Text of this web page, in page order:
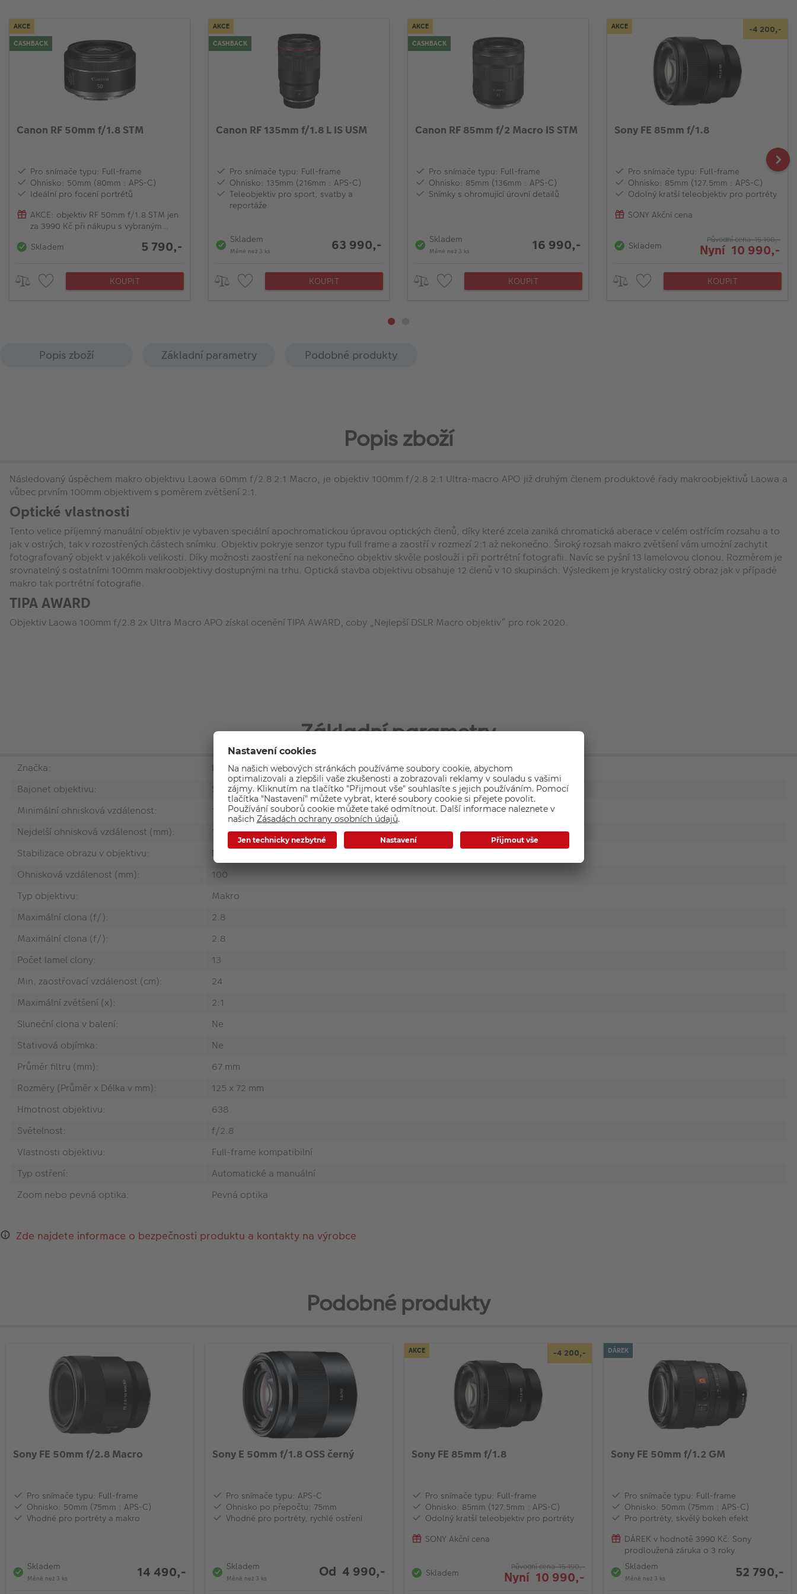
AKCE
CASHBACK
Canon RF 50mm f/1.8 STM
Pro snímače typu: Full-frame
Ohnisko: 50mm (80mm : APS-C)
Ideální pro focení portrétů
AKCE: objektiv RF 50mm f/1.8 STM jen
za 3990 Kč při nákupu s vybraným
Skladem 5 790,-
KOUPIT
AKCE
CASHBACK
Canon RF 135mm f/1.8 L IS USM
Pro snímače typu: Full-frame
Ohnisko: 135mm (216mm : APS-C)
Teleobjektiv pro sport, svatby a
reportáže
Skladem
Méně než 3 ks 63 990,-
KOUPIT
AKCE
CASHBACK
Canon RF 85mm f/2 Macro IS STM
Pro snímače typu: Full-frame
Ohnisko: 85mm (136mm : APS-C)
Snímky s ohromující úrovní detailů
Skladem
Méně než 3 ks 16 990,-
KOUPIT
AKCE -4 200,-
Sony FE 85mm f/1.8
Pro snímače typu: Full-frame
Ohnisko: 85mm (127.5mm : APS-C)
Odolný kratší teleobjektiv pro portréty
SONY Akční cena
Skladem Původní cena 15 190,-
Nyní 10 990,-
KOUPIT
Popis zboží Základní parametry Podobné produkty
Popis zboží
Následovaný úspěchem makro objektivu Laowa 60mm f/2.8 2:1 Macro, je objektiv 100mm f/2.8 2:1 Ultra-macro APO již druhým členem produktové řady makroobjektivů Laowa a
vůbec prvním 100mm objektivem s poměrem zvětšení 2:1.
Optické vlastnosti
Tento velice příjemný manuální objektiv je vybaven speciální apochromatickou úpravou optických členů, díky které zcela zaniká chromatická aberace v celém ostřícím rozsahu a to
jak v ostrých, tak v rozostřených částech snímku. Objektiv pokryje senzor typu full frame a zaostří v rozmezí 2:1 až nekonečno. Široký rozsah makro zvětšení vám umožní zachytit
fotografovaný objekt v jakékoli velikosti. Díky možnosti zaostření na nekonečno objektiv skvěle poslouží i při portrétní fotografii. Navíc se pyšní 13 lamelovou clonou. Rozměrem je
srovnatelný s ostatními 100mm makroobjektivy dostupnými na trhu. Optická stavba objektivu obsahuje 12 členů v 10 skupinách. Výsledkem je krystalicky ostrý obraz jak v případě
makro tak portrétní fotografie.
TIPA AWARD
Objektiv Laowa 100mm f/2.8 2x Ultra Macro APO získal ocenění TIPA AWARD, coby „Nejlepší DSLR Macro objektiv“ pro rok 2020.
Základní parametry
Značka:
Laowa
Bajonet objektivu:
Sony E
Minimální ohnisková vzdálenost:
100
Nejdelší ohnisková vzdálenost (mm):
100
Stabilizace obrazu v objektivu:
Ne
Ohnisková vzdálenost (mm):
100
Typ objektivu:
Makro
Maximální clona (f/):
2.8
Maximální clona (f/):
2.8
Počet lamel clony:
13
Min. zaostřovací vzdálenost (cm):
24
Maximální zvětšení (x):
2:1
Sluneční clona v balení:
Ne
Stativová objímka:
Ne
Průměr filtru (mm):
67 mm
Rozměry (Průměr x Délka v mm):
125 x 72 mm
Hmotnost objektivu:
638
Světelnost:
f/2.8
Vlastnosti objektivu:
Full-frame kompatibilní
Typ ostření:
Automatické a manuální
Zoom nebo pevná optika:
Pevná optika
Zde najdete informace o bezpečnosti produktu a kontakty na výrobce
Podobné produkty
Sony FE 50mm f/2.8 Macro
Pro snímače typu: Full-frame
Ohnisko: 50mm (75mm : APS-C)
Vhodné pro portréty a makro
Skladem
Méně než 3 ks 14 490,-
Sony E 50mm f/1.8 OSS černý
Pro snímače typu: APS-C
Ohnisko po přepočtu: 75mm
Vhodné pro portréty, rychlé ostření
Skladem
Méně než 3 ks Od 4 990,-
AKCE -4 200,-
Sony FE 85mm f/1.8
Pro snímače typu: Full-frame
Ohnisko: 85mm (127.5mm : APS-C)
Odolný kratší teleobjektiv pro portréty
SONY Akční cena
Skladem Původní cena 15 190,-
Nyní 10 990,-
DÁREK
Sony FE 50mm f/1.2 GM
Pro snímače typu: Full-frame
Ohnisko: 50mm (75mm : APS-C)
Pro portréty, skvělý bokeh efekt
DÁREK v hodnotě 3990 Kč: Sony
prodloužená záruka o 3 roky
Skladem
Méně než 3 ks 52 790,-